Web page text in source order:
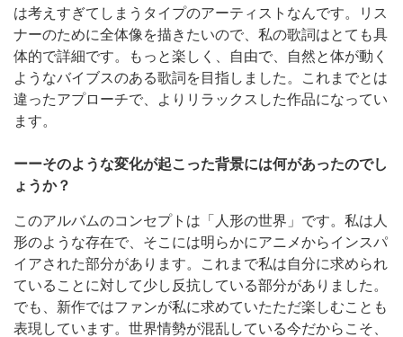
は考えすぎてしまうタイプのアーティストなんです。リス
ナーのために全体像を描きたいので、私の歌詞はとても具
体的で詳細です。もっと楽しく、自由で、自然と体が動く
ようなバイブスのある歌詞を目指しました。これまでとは
違ったアプローチで、よりリラックスした作品になってい
ます。
ーーそのような変化が起こった背景には何があったのでし
ょうか？
このアルバムのコンセプトは「人形の世界」です。私は人
形のような存在で、そこには明らかにアニメからインスパ
イアされた部分があります。これまで私は自分に求められ
ていることに対して少し反抗している部分がありました。
でも、新作ではファンが私に求めていたただ楽しむことも
表現しています。世界情勢が混乱している今だからこそ、